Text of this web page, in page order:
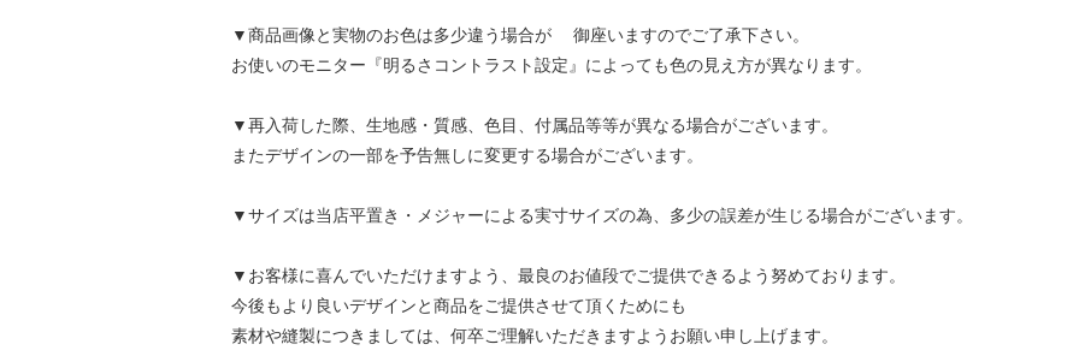
▼商品画像と実物のお色は多少違う場合が 御座いますのでご了承下さい。
お使いのモニター『明るさコントラスト設定』によっても色の見え方が異なります。
▼再入荷した際、生地感・質感、色目、付属品等等が異なる場合がございます。
またデザインの一部を予告無しに変更する場合がございます。
▼サイズは当店平置き・メジャーによる実寸サイズの為、多少の誤差が生じる場合がございます。
▼お客様に喜んでいただけますよう、最良のお値段でご提供できるよう努めております。
今後もより良いデザインと商品をご提供させて頂くためにも
素材や縫製につきましては、何卒ご理解いただきますようお願い申し上げます。